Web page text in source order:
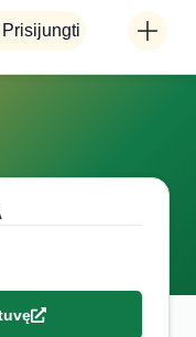
Prisijungti